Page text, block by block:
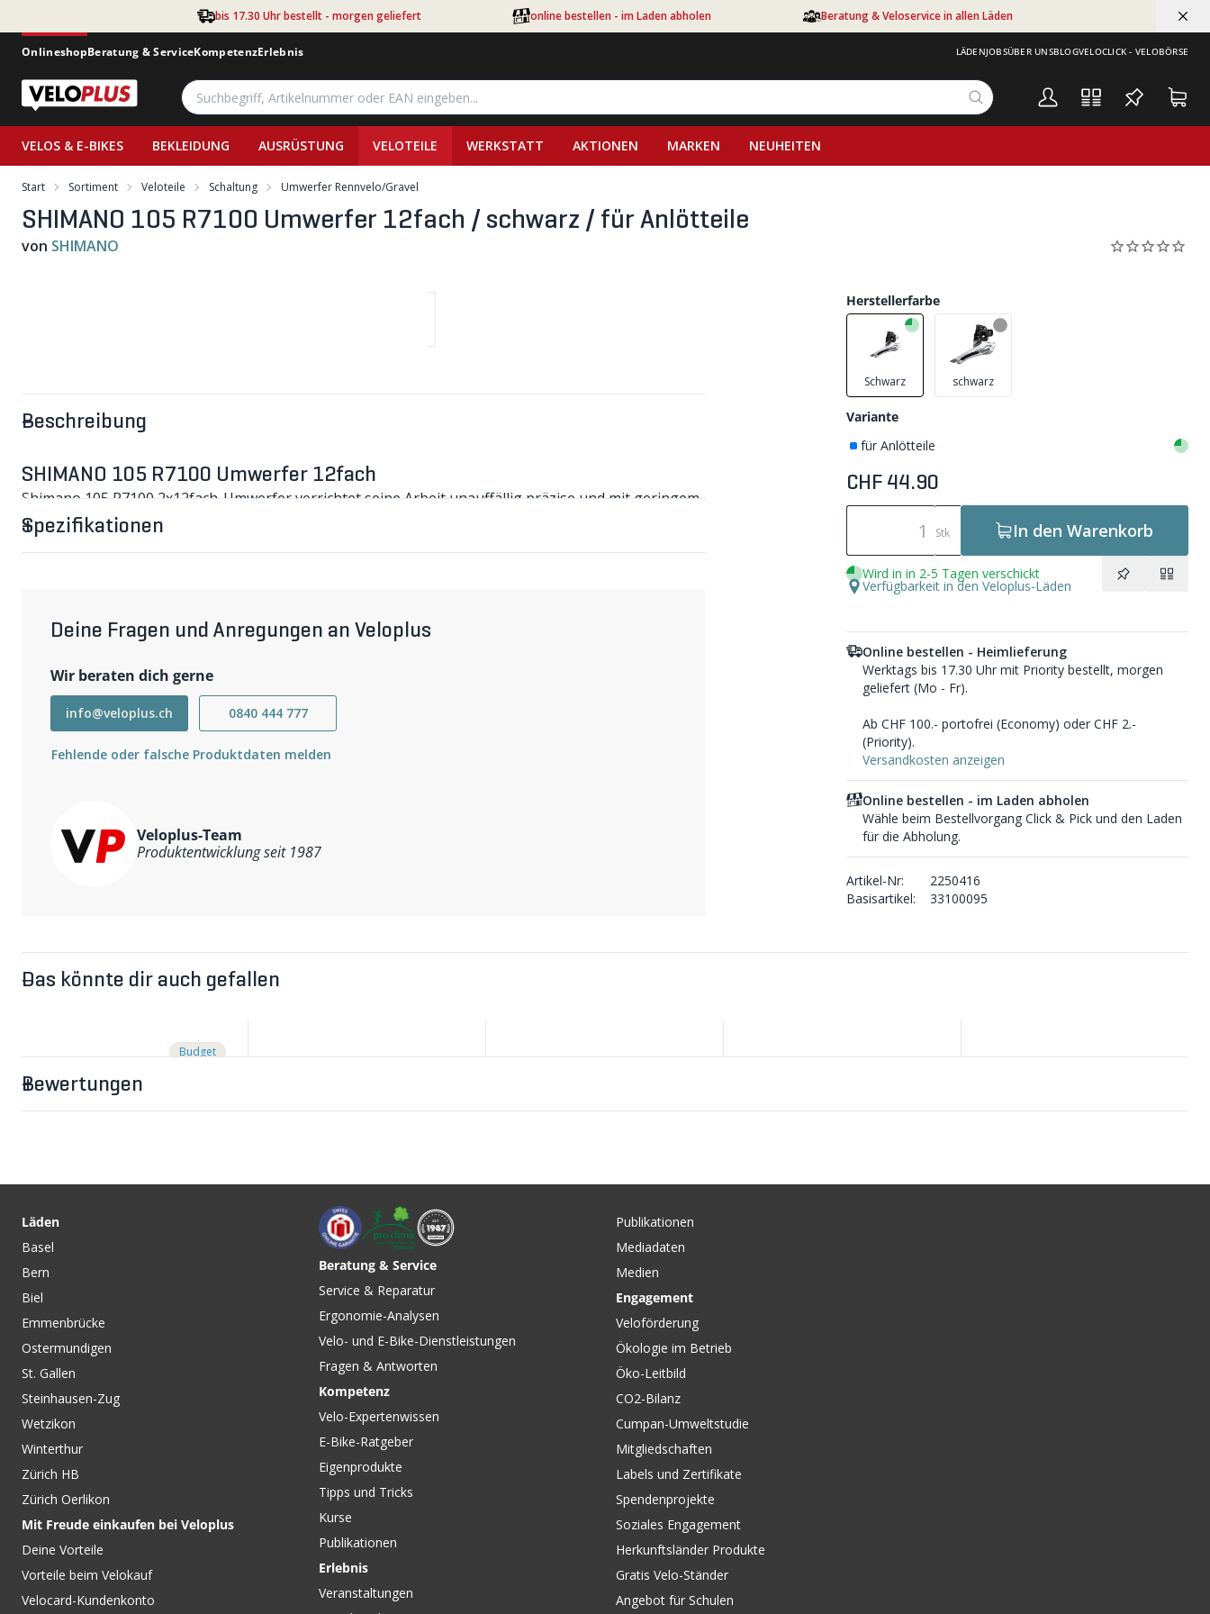
bis 17.30 Uhr bestellt - morgen geliefert online bestellen - im Laden abholen Beratung & Veloservice in allen Läden
OnlineshopBeratung & ServiceKompetenzErlebnis LÄDENJOBSÜBER UNSBLOGVELOCLICK - VELOBÖRSE
VELOS & E-BIKES BEKLEIDUNG AUSRÜSTUNG VELOTEILE WERKSTATT AKTIONEN MARKEN NEUHEITEN
Start Sortiment Veloteile Schaltung Umwerfer Rennvelo/Gravel
SHIMANO 105 R7100 Umwerfer 12fach / schwarz / für Anlötteile
von SHIMANO
Beschreibung
SHIMANO 105 R7100 Umwerfer 12fach
Shimano 105 R7100 2x12fach-Umwerfer verrichtet seine Arbeit unauffällig präzise und mit geringem
Kraftaufwand am Schalthebel. (JP)
Wichtigste Eigenschaften
Umwerfer2x12fach, mechanisch
Kettenstrebenwinkel 61-66°
Farbe silber/schwarz
Spezifikationen
Deine Fragen und Anregungen an Veloplus
Wir beraten dich gerne
info@veloplus.ch 0840 444 777
Fehlende oder falsche Produktdaten melden
Veloplus-Team
Produktentwicklung seit 1987
Herstellerfarbe
Schwarz schwarz
Variante
für Anlötteile
CHF 44.90
Stk In den Warenkorb
Wird in in 2-5 Tagen verschickt
Verfügbarkeit in den Veloplus-Läden
Online bestellen - Heimlieferung
Werktags bis 17.30 Uhr mit Priority bestellt, morgen
geliefert (Mo - Fr).
Ab CHF 100.- portofrei (Economy) oder CHF 2.-
(Priority).
Versandkosten anzeigen
Online bestellen - im Laden abholen
Wähle beim Bestellvorgang Click & Pick und den Laden
für die Abholung.
Artikel-Nr:
2250416
Basisartikel:
33100095
Das könnte dir auch gefallen
Budget
CHF 17.90
ALTUS M313 3x8-/7f. Reg.-
Swing Umwerfer Schwarz
von SHIMANO
CHF 19.90
ALTUS M2000 Umwerfer
3x9, MTB Schwarz von
SHIMANO
ALTUS M371 Regular-Swing
Umwerfer 3x9, 44/48 Z.
Schwarz von SHIMANO
Bewertungen
Läden
Basel
Bern
Biel
Emmenbrücke
Ostermundigen
St. Gallen
Steinhausen-Zug
Wetzikon
Winterthur
Zürich HB
Zürich Oerlikon
Mit Freude einkaufen bei Veloplus
Deine Vorteile
Vorteile beim Velokauf
Velocard-Kundenkonto
Beratung & Service
Service & Reparatur
Ergonomie-Analysen
Velo- und E-Bike-Dienstleistungen
Fragen & Antworten
Kompetenz
Velo-Expertenwissen
E-Bike-Ratgeber
Eigenprodukte
Tipps und Tricks
Kurse
Publikationen
Erlebnis
Veranstaltungen
Publikationen
Mediadaten
Medien
Engagement
Veloförderung
Ökologie im Betrieb
Öko-Leitbild
CO2-Bilanz
Cumpan-Umweltstudie
Mitgliedschaften
Labels und Zertifikate
Spendenprojekte
Soziales Engagement
Herkunftsländer Produkte
Gratis Velo-Ständer
Angebot für Schulen